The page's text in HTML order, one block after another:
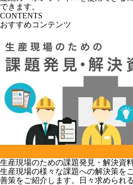
できます。
CONTENTS
おすすめコンテンツ
生産現場のための課題発見・解決資
生産現場の様々な課題への解決策を
善策をご紹介します。日々求められ